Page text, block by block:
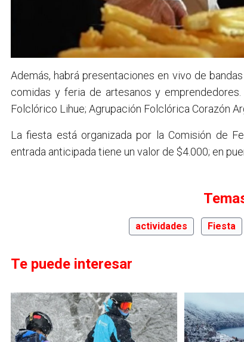
Además, habrá presentaciones en vivo de
comidas y feria de artesanos y
Folclórico Lihue; Agrupación Folclórica Corazón
La fiesta está organizada por la Comisión de
entrada anticipada tiene un valor de $4.000; en
actividades Fiesta
Te puede interesar